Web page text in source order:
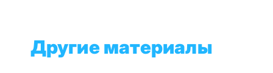
Другие материалы